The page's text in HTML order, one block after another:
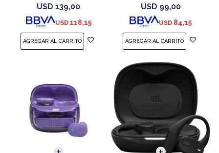
Negro
USD 139,00
USD 118,15
EDITION
USD 99,00
USD 84,15